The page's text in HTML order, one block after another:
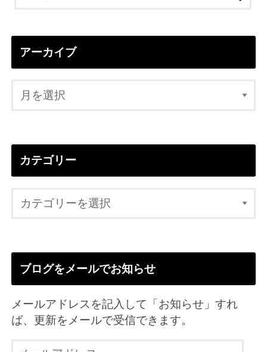
アーカイブ
カテゴリー
ブログをメールでお知らせ
メールアドレスを記入して「お知らせ」すれ
ば、更新をメールで受信できます。